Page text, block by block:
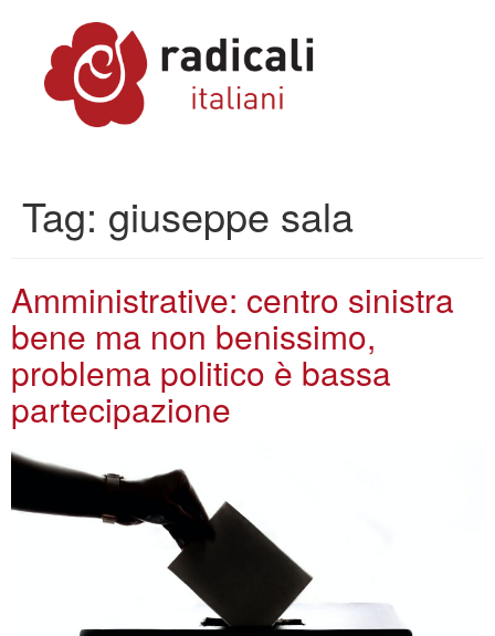
Tag: giuseppe sala
Amministrative: centro sinistra
bene ma non benissimo,
problema politico è bassa
partecipazione